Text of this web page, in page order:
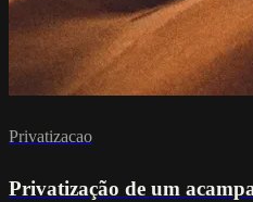
Privatizacao
Privatização de um